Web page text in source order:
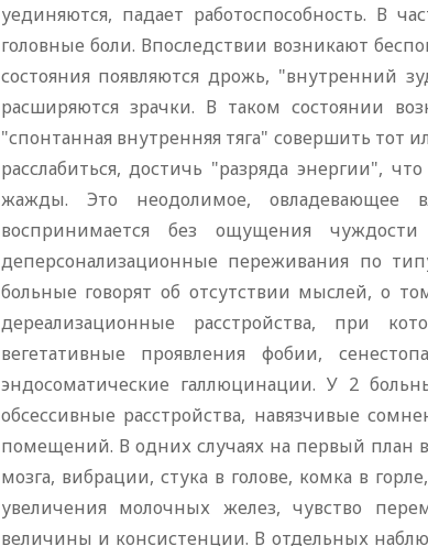
уединяются, падает работоспособность. В
головные боли. Впоследствии возникают
состояния появляются дрожь, "внутренний
расширяются зрачки. В таком состоянии
"спонтанная внутренняя тяга" совершить тот
расслабиться, достичь "разряда энергии",
жажды. Это неодолимое, овладевающее
воспринимается без ощущения
деперсонализационные переживания по
больные говорят об отсутствии мыслей, о
дереализационные расстройства, при
вегетативные проявления фобии,
эндосоматические галлюцинации. У 2
обсессивные расстройства, навязчивые
помещений. В одних случаях на первый план
мозга, вибрации, стука в голове, комка в
увеличения молочных желез, чувство
величины и консистенции. В отдельных